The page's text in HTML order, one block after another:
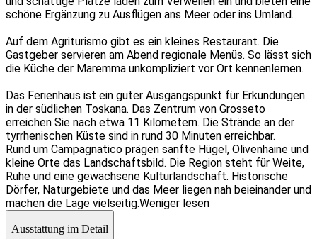
schöne Ergänzung zu Ausflügen ans Meer oder ins Umland.
Auf dem Agriturismo gibt es ein kleines Restaurant. Die
Gastgeber servieren am Abend regionale Menüs. So lässt sich
die Küche der Maremma unkompliziert vor Ort kennenlernen.
Das Ferienhaus ist ein guter Ausgangspunkt für Erkundungen
in der südlichen Toskana. Das Zentrum von Grosseto
erreichen Sie nach etwa 11 Kilometern. Die Strände an der
tyrrhenischen Küste sind in rund 30 Minuten erreichbar.
Rund um Campagnatico prägen sanfte Hügel, Olivenhaine und
kleine Orte das Landschaftsbild. Die Region steht für Weite,
Ruhe und eine gewachsene Kulturlandschaft. Historische
Dörfer, Naturgebiete und das Meer liegen nah beieinander und
machen die Lage vielseitig.Weniger lesen
Ausstattung im Detail